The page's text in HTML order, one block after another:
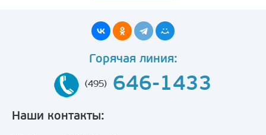
Горячая линия:
(495) 646-1433
Наши контакты: